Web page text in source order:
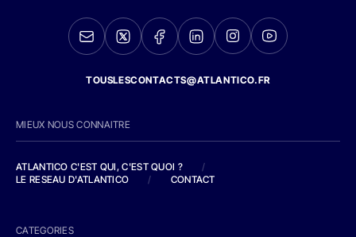
TOUSLESCONTACTS@ATLANTICO.FR
MIEUX NOUS CONNAITRE
ATLANTICO C'EST QUI, C'EST QUOI ?
/
LE RESEAU D'ATLANTICO
/ CONTACT
CATEGORIES